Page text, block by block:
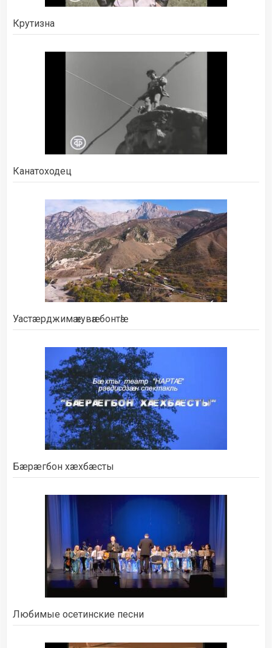
Крутизна
Канатоходец
Уастæрджимӕ кувӕн бонтӕ!
Бæрæгбон хæхбæсты
Любимые осетинские песни